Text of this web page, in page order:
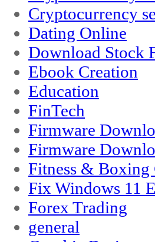
Cryptocurrency
Dating Online
Download Stock
Ebook Creation
Education
FinTech
Firmware
Firmware
Fitness & Boxing
Fix Windows 11
Forex Trading
general